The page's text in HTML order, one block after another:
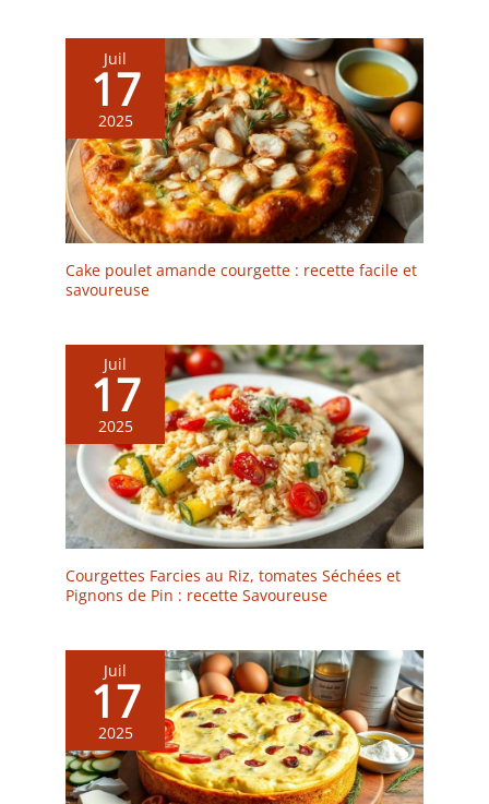
Juil
17
2025
Cake poulet amande courgette : recette facile et
savoureuse
Juil
17
2025
Courgettes Farcies au Riz, tomates Séchées et
Pignons de Pin : recette Savoureuse
Juil
17
2025